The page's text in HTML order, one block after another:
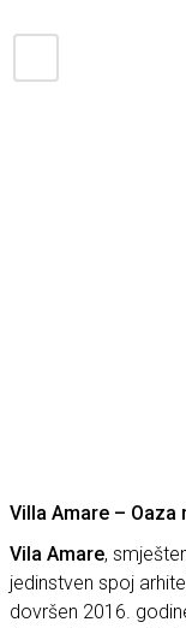
Villa Amare –
Vila Amare,
jedinstven spoj
dovršen 2016.